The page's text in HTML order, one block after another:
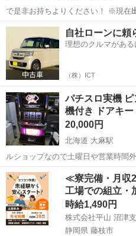
で是非お持ちよりください！ ※現在
ア…
東京 豊島区 要町駅 テー
自社ローンに頼
理想のクルマがあ
（株）ICT
パチスロ実機
機付き ドアキ
20,000円
北海道 大麻駅
ルショップなので土曜日や営業時間外
で 引き取りの日…
北海道 江別市 大麻駅 その
≪寮完備・月収
工場での組立・
時給1,490円
株式会社平山 沼津
静岡県 藤枝市